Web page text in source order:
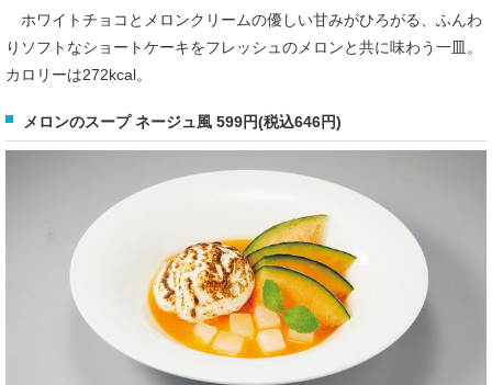
ホワイトチョコとメロンクリームの優しい甘みがひろがる、ふんわ
りソフトなショートケーキをフレッシュのメロンと共に味わう一皿。
カロリーは272kcal。
メロンのスープ ネージュ風 599円(税込646円)